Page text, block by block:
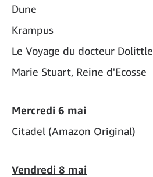
Dune
Krampus
Le Voyage du docteur Dolittle
Marie Stuart, Reine d'Ecosse
Mercredi 6 mai
Citadel (Amazon Original)
Vendredi 8 mai